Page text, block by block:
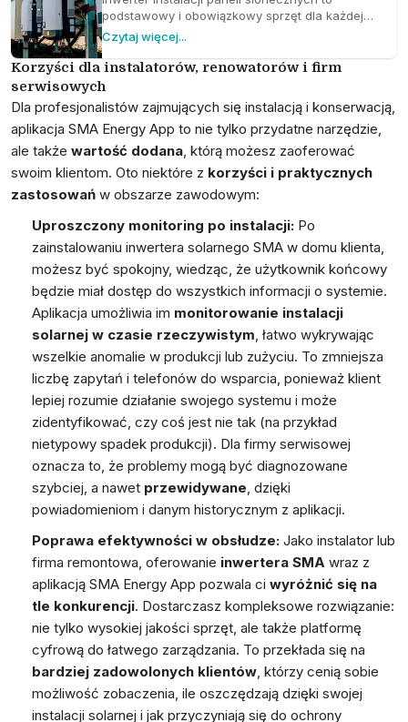
podstawowy i obowiązkowy sprzęt dla każdej
instalacji fotowoltaicznej, zarówno podłączonej
do sieci, jak i w przypadku instalacji solarnych
niezależnych. Zrozumienie jego działania oraz
wiedza, jaki typ i moc wybrać, to jeden z
paneli słonecznych w swoim domu, sklepie lub
magazynie przemysłowym.
Czytaj więcej...
Korzyści dla instalatorów, renowatorów i firm
serwisowych
Dla profesjonalistów zajmujących się instalacją i konserwacją,
aplikacja SMA Energy App to nie tylko przydatne narzędzie,
ale także wartość dodana, którą możesz zaoferować
swoim klientom. Oto niektóre z korzyści i praktycznych
zastosowań w obszarze zawodowym:
Uproszczony monitoring po instalacji: Po
zainstalowaniu inwertera solarnego SMA w domu klienta,
możesz być spokojny, wiedząc, że użytkownik końcowy
będzie miał dostęp do wszystkich informacji o systemie.
Aplikacja umożliwia im monitorowanie instalacji
solarnej w czasie rzeczywistym, łatwo wykrywając
wszelkie anomalie w produkcji lub zużyciu. To zmniejsza
liczbę zapytań i telefonów do wsparcia, ponieważ klient
lepiej rozumie działanie swojego systemu i może
zidentyfikować, czy coś jest nie tak (na przykład
nietypowy spadek produkcji). Dla firmy serwisowej
oznacza to, że problemy mogą być diagnozowane
szybciej, a nawet przewidywane, dzięki
powiadomieniom i danym historycznym z aplikacji.
Poprawa efektywności w obsłudze: Jako instalator lub
firma remontowa, oferowanie inwertera SMA wraz z
aplikacją SMA Energy App pozwala ci wyróżnić się na
tle konkurencji. Dostarczasz kompleksowe rozwiązanie:
nie tylko wysokiej jakości sprzęt, ale także platformę
cyfrową do łatwego zarządzania. To przekłada się na
bardziej zadowolonych klientów, którzy cenią sobie
możliwość zobaczenia, ile oszczędzają dzięki swojej
instalacji solarnej i jak przyczyniają się do ochrony